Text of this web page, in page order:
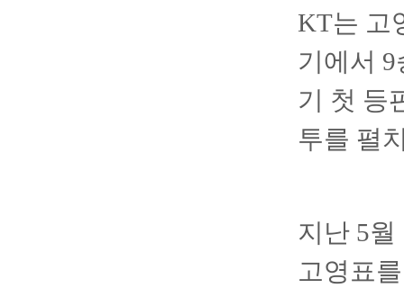
KT는 고
기에서
기 첫 등
투를 펼
지난 5
고영표